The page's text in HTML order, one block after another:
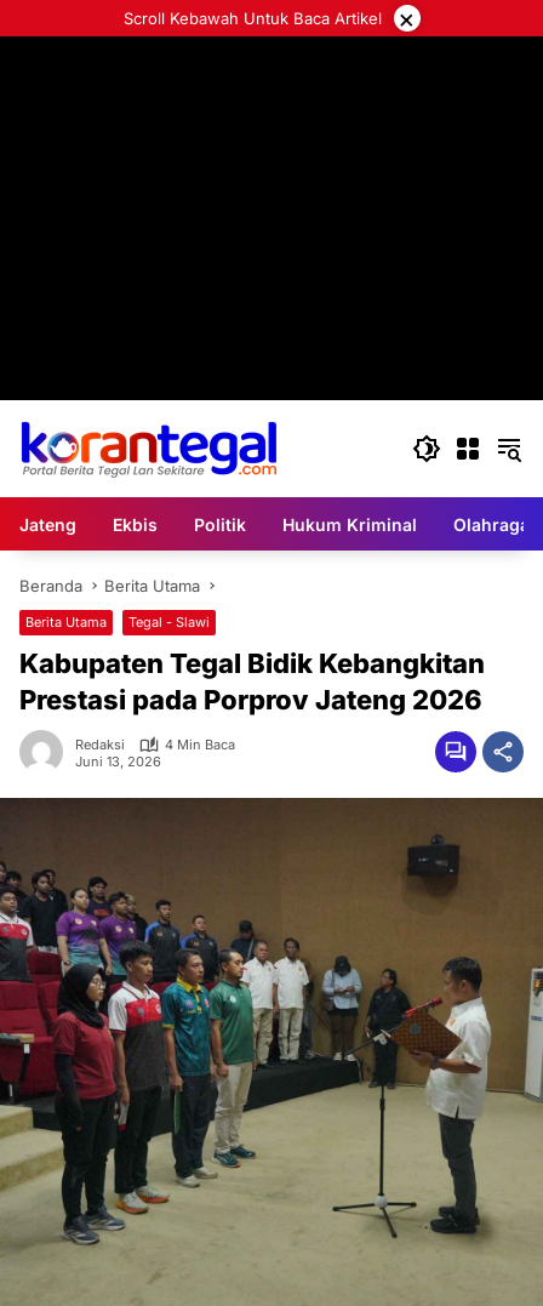
ke
Scroll Kebawah Untuk Baca Artikel ×
Jateng Ekbis Politik Hukum Kriminal Olahraga
Beranda Berita Utama
Berita Utama Tegal - Slawi
Kabupaten Tegal Bidik Kebangkitan
Prestasi pada Porprov Jateng 2026
Redaksi
4 Min Baca
Juni 13, 2026